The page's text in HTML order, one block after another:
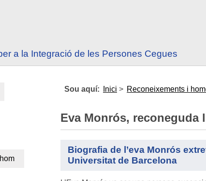
a la Integració de les Persones Cegues
Sou aquí: Inici > Reconeixements i
Eva Monrós, reconeguda
Biografia de l’eva Monrós
Universitat de Barcelona